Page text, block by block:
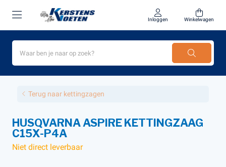
Inloggen Winkelwagen
Terug naar kettingzagen
HUSQVARNA ASPIRE KETTINGZAAG
C15X-P4A
Niet direct leverbaar